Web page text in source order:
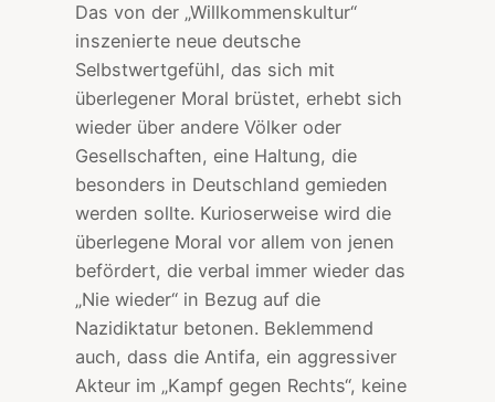
Das von der „Willkommenskultur“
inszenierte neue deutsche
Selbstwertgefühl, das sich mit
überlegener Moral brüstet, erhebt sich
wieder über andere Völker oder
Gesellschaften, eine Haltung, die
besonders in Deutschland gemieden
werden sollte. Kurioserweise wird die
überlegene Moral vor allem von jenen
befördert, die verbal immer wieder das
„Nie wieder“ in Bezug auf die
Nazidiktatur betonen. Beklemmend
auch, dass die Antifa, ein aggressiver
Akteur im „Kampf gegen Rechts“, keine